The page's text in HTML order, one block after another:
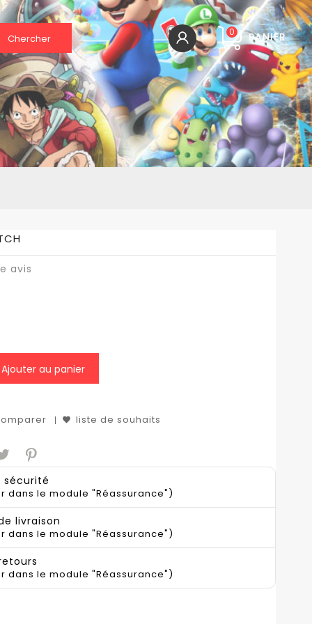
PANIER
0
Chercher
avis
Ajouter au panier
liste de souhaits
sécurité
dans le module "Réassurance")
livraison
dans le module "Réassurance")
dans le module "Réassurance")